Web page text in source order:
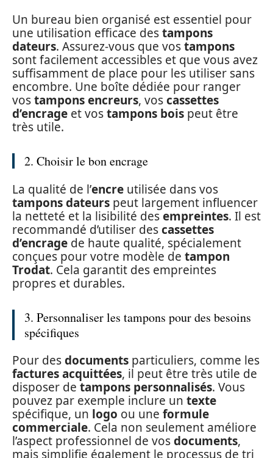
Un bureau bien organisé est essentiel pour
une utilisation efficace destampons
dateurs. Assurez-vous que vostampons
sont facilement accessibles et que vous avez
suffisamment de place pour les utiliser sans
encombre. Une boîte dédiée pour ranger
vostampons encreurs, voscassettes
d’encrage et vostampons bois peut être
très utile.
2. Choisir le bon encrage
La qualité de l’encre utilisée dans vos
tampons dateurs peut largement influencer
la netteté et la lisibilité desempreintes. Il est
recommandé d’utiliser descassettes
d’encrage de haute qualité, spécialement
conçues pour votre modèle de tampon
Trodat. Cela garantit des empreintes
propres et durables.
3. Personnaliser les tampons pour des besoins
spécifiques
Pour desdocuments particuliers, comme les
factures acquittées, il peut être très utile de
disposer de tampons personnalisés. Vous
pouvez par exemple inclure un texte
spécifique, un logo ou une formule
commerciale. Cela non seulement améliore
l’aspect professionnel de vosdocuments,
mais simplifie également le processus de tri